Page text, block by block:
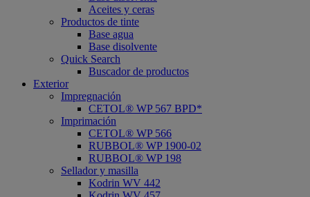
Aceites y ceras
Productos de tinte
Base agua
Base disolvente
Quick Search
Buscador de productos
Exterior
Impregnación
CETOL® WP 567 BPD*
Imprimación
CETOL® WP 566
RUBBOL® WP 1900-02
RUBBOL® WP 198
Sellador y masilla
Kodrin WV 442